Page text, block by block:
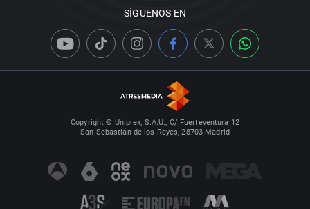
SÍGUENOS EN
Copyright © Uniprex, S.A.U., C/ Fuerteventura 12
San Sebastián de los Reyes, 28703 Madrid